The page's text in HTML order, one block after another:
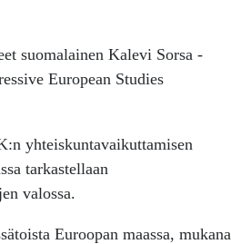
suomalainen Kalevi Sorsa -
European Studies
yhteiskuntavaikuttamisen
tarkastellaan
valossa.
Euroopan maassa, mukana